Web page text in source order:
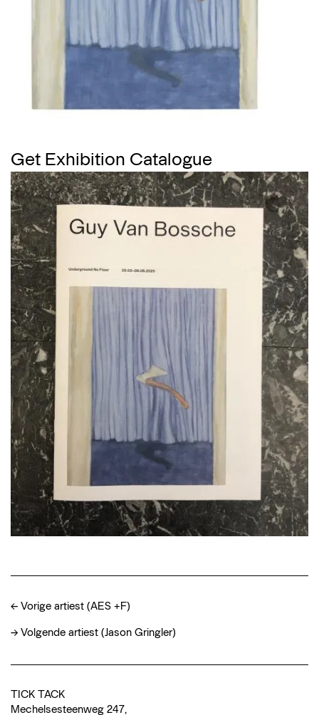
Get Exhibition Catalogue
← Vorige artiest (AES +F)
→ Volgende artiest (Jason Gringler)
TICK TACK
Mechelsesteenweg 247,